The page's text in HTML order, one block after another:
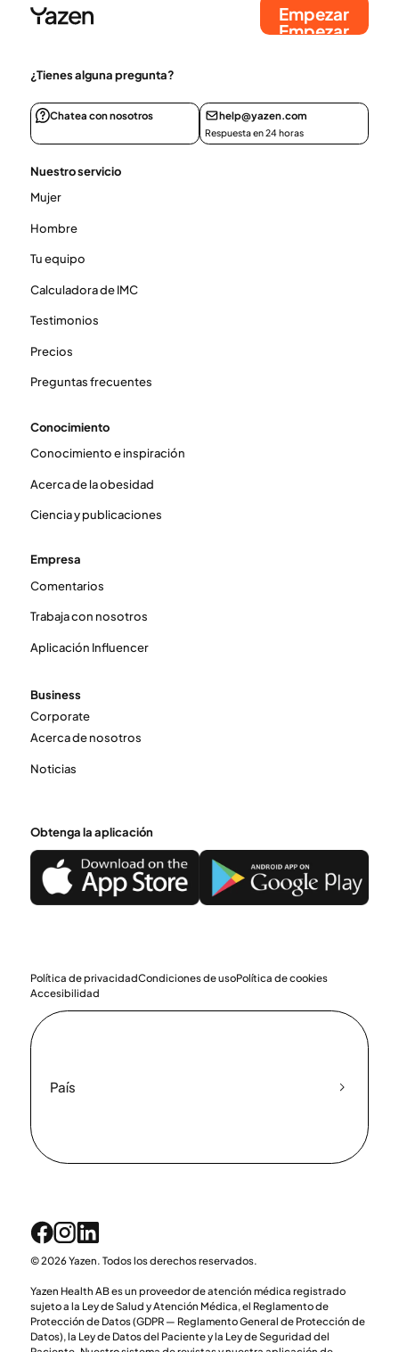
Empezar
Empezar
¿Tienes alguna pregunta?
Chatea con nosotros help@yazen.com
Respuesta en 24 horas
Nuestro servicio
Mujer
Hombre
Tu equipo
Calculadora de IMC
Testimonios
Precios
Preguntas frecuentes
Conocimiento
Conocimiento e inspiración
Acerca de la obesidad
Ciencia y publicaciones
Empresa
Comentarios
Trabaja con nosotros
Aplicación Influencer
Business
Corporate
Acerca de nosotros
Noticias
Obtenga la aplicación
Política de privacidadCondiciones de usoPolítica de cookies
Accesibilidad
País
© 2026 Yazen. Todos los derechos reservados.
Yazen Health AB es un proveedor de atención médica registrado
sujeto a la Ley de Salud y Atención Médica, el Reglamento de
Protección de Datos (GDPR — Reglamento General de Protección de
Datos), la Ley de Datos del Paciente y la Ley de Seguridad del